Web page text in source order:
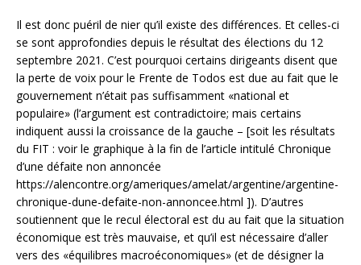
Il est donc puéril de nier qu’il existe des différences. Et celles-ci
se sont approfondies depuis le résultat des élections du 12
septembre 2021. C’est pourquoi certains dirigeants disent que
la perte de voix pour le Frente de Todos est due au fait que le
gouvernement n’était pas suffisamment «national et
populaire» (l’argument est contradictoire; mais certains
indiquent aussi la croissance de la gauche – [soit les résultats
du FIT : voir le graphique à la fin de l’article intitulé Chronique
d’une défaite non annoncée
https://alencontre.org/ameriques/amelat/argentine/argentine-
chronique-dune-defaite-non-annoncee.html ]). D’autres
soutiennent que le recul électoral est du au fait que la situation
économique est très mauvaise, et qu’il est nécessaire d’aller
vers des «équilibres macroéconomiques» (et de désigner la